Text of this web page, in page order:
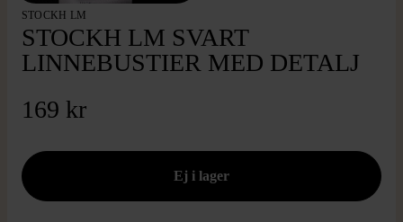
STOCKH LM
STOCKH LM SVART
LINNEBUSTIER MED DETALJ
169 kr